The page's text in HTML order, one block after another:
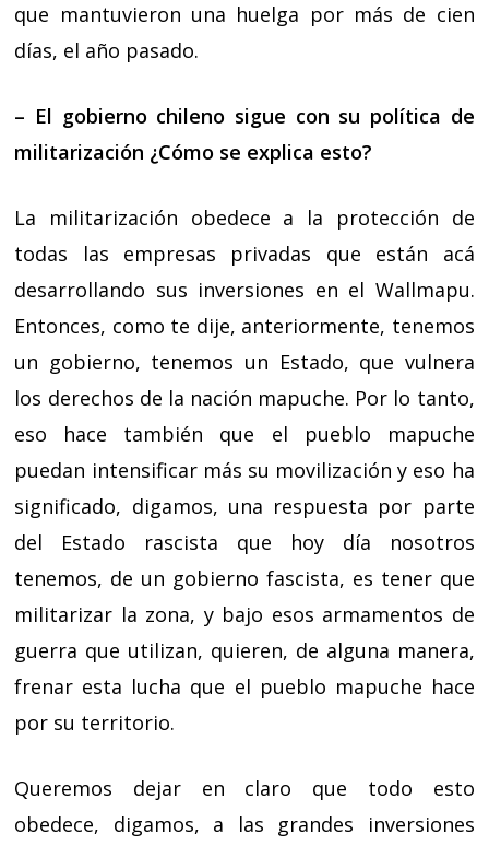
que mantuvieron una huelga por más de cien
días, el año pasado.
– El gobierno chileno sigue con su política de
militarización ¿Cómo se explica esto?
La militarización obedece a la protección de
todas las empresas privadas que están acá
desarrollando sus inversiones en el Wallmapu.
Entonces, como te dije, anteriormente, tenemos
un gobierno, tenemos un Estado, que vulnera
los derechos de la nación mapuche. Por lo tanto,
eso hace también que el pueblo mapuche
puedan intensificar más su movilización y eso ha
significado, digamos, una respuesta por parte
del Estado rascista que hoy día nosotros
tenemos, de un gobierno fascista, es tener que
militarizar la zona, y bajo esos armamentos de
guerra que utilizan, quieren, de alguna manera,
frenar esta lucha que el pueblo mapuche hace
por su territorio.
Queremos dejar en claro que todo esto
obedece, digamos, a las grandes inversiones